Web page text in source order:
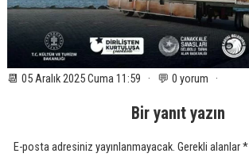
📆 05 Aralık 2025 Cuma 11:59 · 💬 0 yorum ·
Bir yanıt yazın
E-posta adresiniz yayınlanmayacak. Gerekli alanlar*